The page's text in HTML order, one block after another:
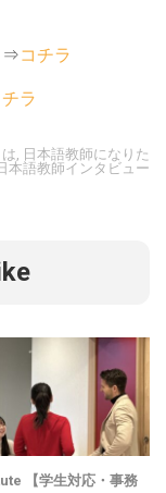
⇒コチラ
ラ
日本語教師になりた
本語教師インタビュー
【学生対応・事務